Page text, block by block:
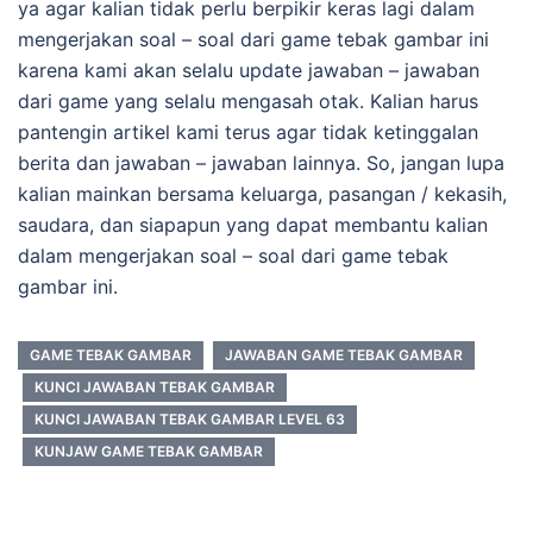
ya agar kalian tidak perlu berpikir keras lagi dalam
mengerjakan soal – soal dari game tebak gambar ini
karena kami akan selalu update jawaban – jawaban
dari game yang selalu mengasah otak. Kalian harus
pantengin artikel kami terus agar tidak ketinggalan
berita dan jawaban – jawaban lainnya. So, jangan lupa
kalian mainkan bersama keluarga, pasangan / kekasih,
saudara, dan siapapun yang dapat membantu kalian
dalam mengerjakan soal – soal dari game tebak
gambar ini.
GAME TEBAK GAMBAR
JAWABAN GAME TEBAK GAMBAR
KUNCI JAWABAN TEBAK GAMBAR
KUNCI JAWABAN TEBAK GAMBAR LEVEL 63
KUNJAW GAME TEBAK GAMBAR